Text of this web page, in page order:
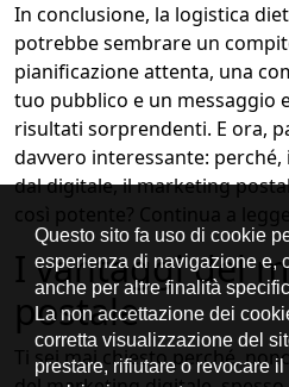
In conclusione, la logistica
potrebbe sembrare un
pianificazione attenta, una
tuo pubblico e un messaggio
risultati sorprendenti. E ora,
davvero interessante:
dal digitale, il marketing
così potente? Continua a
I vantaggi del
postale
Ti sei mai chiesto perché,